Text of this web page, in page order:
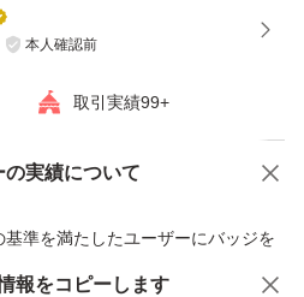
本人確認前
取引実績99+
の実績について
準を満たしたユーザーにバッジを
商品への質問
報をコピーします
ススメ